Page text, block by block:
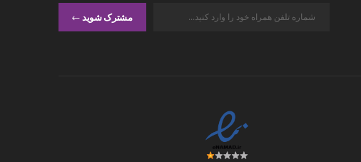
مشترک شوید